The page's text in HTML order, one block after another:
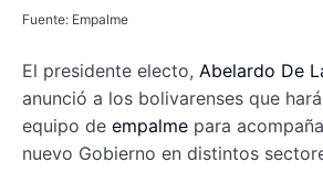
Fuente: Empalme
El presidente electo, Abelardo De
anunció a los bolivarenses que
equipo de empalme para
nuevo Gobierno en distintos